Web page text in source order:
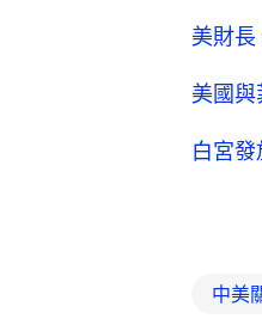
美財
美國
白宮
中美